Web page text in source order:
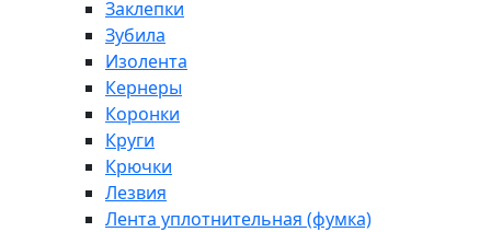
Заклепки
Зубила
Изолента
Кернеры
Коронки
Круги
Крючки
Лезвия
Лента уплотнительная (фумка)